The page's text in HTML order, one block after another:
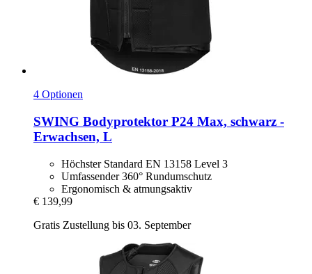
4 Optionen
SWING Bodyprotektor P24 Max, schwarz -​
Erwachsen, L
Höchster Standard EN 13158 Level 3
Umfassender 360° Rundumschutz
Ergonomisch & atmungsaktiv
€ 139,99
Gratis Zustellung bis 03. September